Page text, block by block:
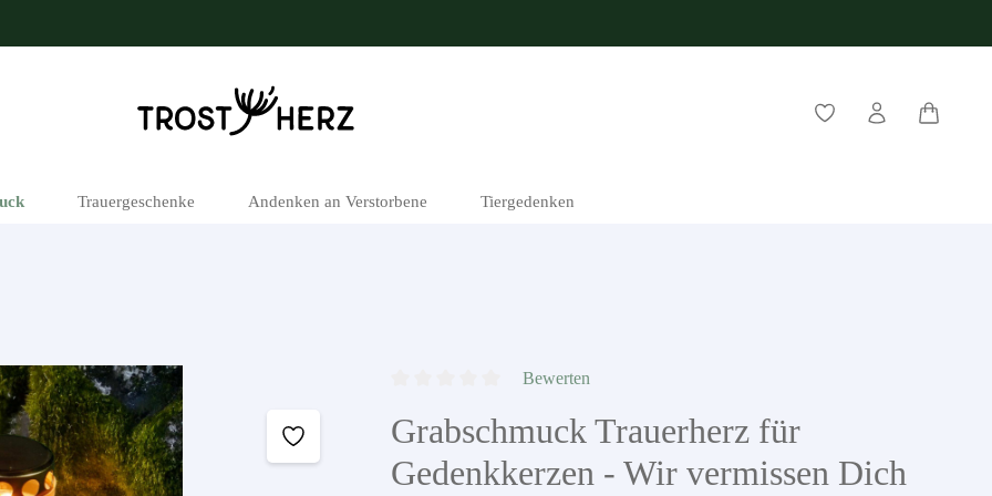
Trauergeschenke Andenken an Verstorbene Tiergedenken
Bewerten
Grabschmuck Trauerherz für
Gedenkkerzen - Wir vermissen Dich